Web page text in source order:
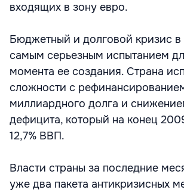
входящих в зону евро.
Бюджетный и долговой кризис в
самым серьезным испытанием
момента ее создания. Страна
сложности с
миллиардного долга и
дефицита, который на конец
12,7% ВВП.
Власти страны за последние
уже два пакета антикризисных